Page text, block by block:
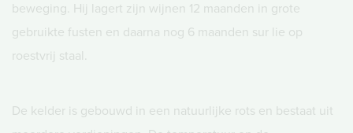
beweging. Hij lagert zijn wijnen 12 maanden in grote
gebruikte fusten en daarna nog 6 maanden sur lie op
roestvrij staal.
De kelder is gebouwd in een natuurlijke rots en bestaat uit